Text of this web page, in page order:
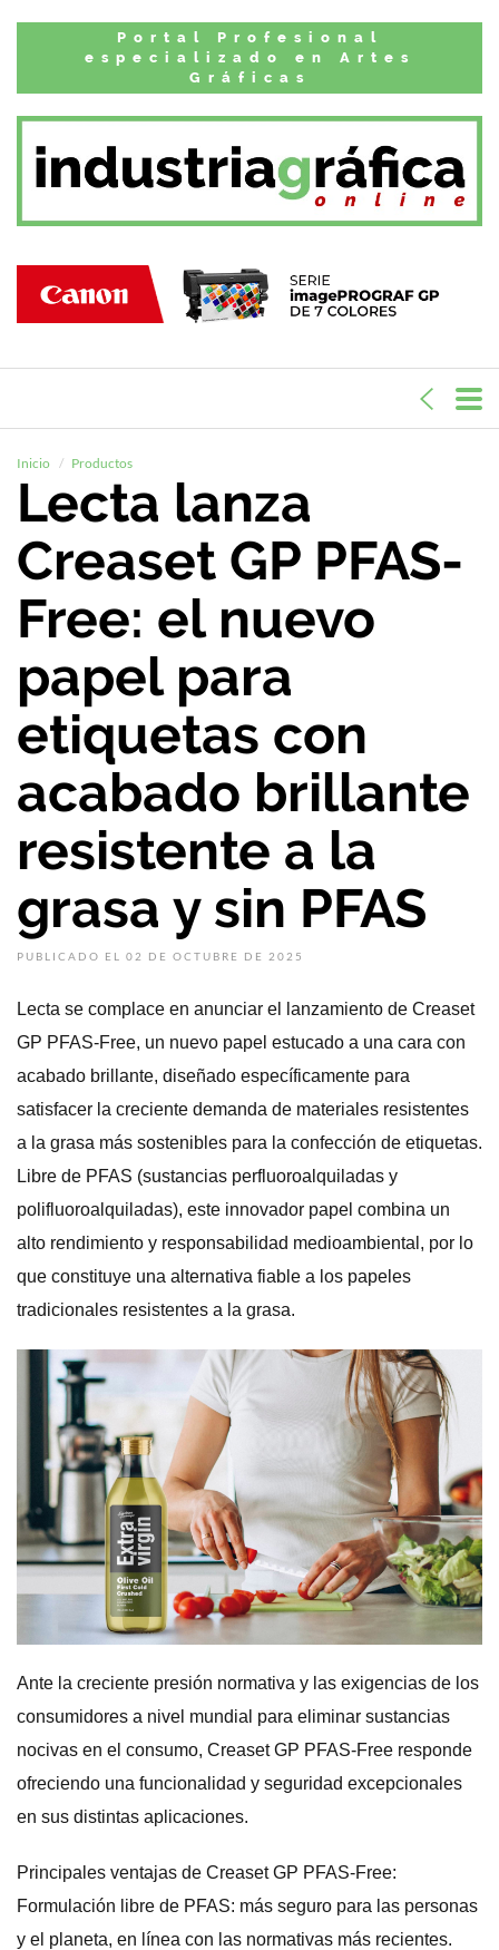
Portal Profesional
especializado en Artes
Gráficas
Inicio Productos
Lecta lanza
Creaset GP PFAS-
Free: el nuevo
papel para
etiquetas con
acabado brillante
resistente a la
grasa y sin PFAS
PUBLICADO EL 02 DE OCTUBRE DE 2025
Lecta se complace en anunciar el lanzamiento de Creaset
GP PFAS-Free, un nuevo papel estucado a una cara​ con
acabado brillante, diseñado específicamente para
satisfacer la creciente demanda de materiales resistentes
a la grasa más sostenibles para la confección de etiquetas.
Libre de PFAS (sustancias perfluoroalquiladas y
polifluoroalquiladas), este innovador papel combina un
alto rendimiento y responsabilidad medioambiental, por lo
que constituye una alternativa fiable a los papeles
tradicionales resistentes a la grasa.
Ante la creciente presión normativa y las exigencias de los
consumidores a nivel mundial para eliminar sustancias
nocivas en el consumo, Creaset GP PFAS-Free responde
ofreciendo una funcionalidad y seguridad excepcionales
en sus distintas aplicaciones.
Principales ventajas de Creaset GP PFAS-Free:
Formulación libre de PFAS: más seguro para las personas
y el planeta, en línea con las normativas más recientes.